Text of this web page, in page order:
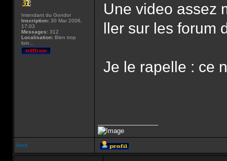
Intendant du Gondor
Inscription: 30 Mar 2006,
17:03
Messages: 312
Localisation: Bien trop
loin...
Une video assez
ller sur les forum
Je le rapelle : ce
Haut